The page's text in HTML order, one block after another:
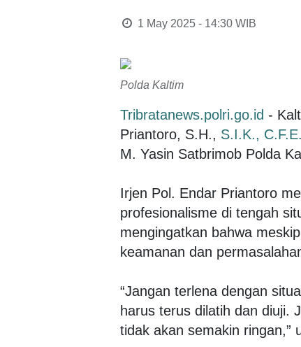
1 May 2025 - 14:30WIB
Polda Kaltim
Tribratanews.polri.go.id -
Priantoro, S.H., S.I.K.,
M. Yasin Satbrimob Polda
Irjen Pol. Endar Priantoro
profesionalisme di tengah
mengingatkan bahwa
keamanan dan
“Jangan terlena dengan
harus terus dilatih dan diuji.
tidak akan semakin ringan,”